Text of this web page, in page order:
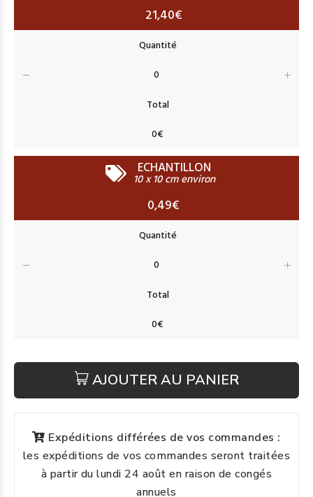
21,40€
ECHANTILLON
10 x 10 cm environ
0,49€
AJOUTER AU PANIER
Expéditions différées de vos commandes :
les expéditions de vos commandes seront traitées
à partir du lundi 24 août en raison de congés
annuels